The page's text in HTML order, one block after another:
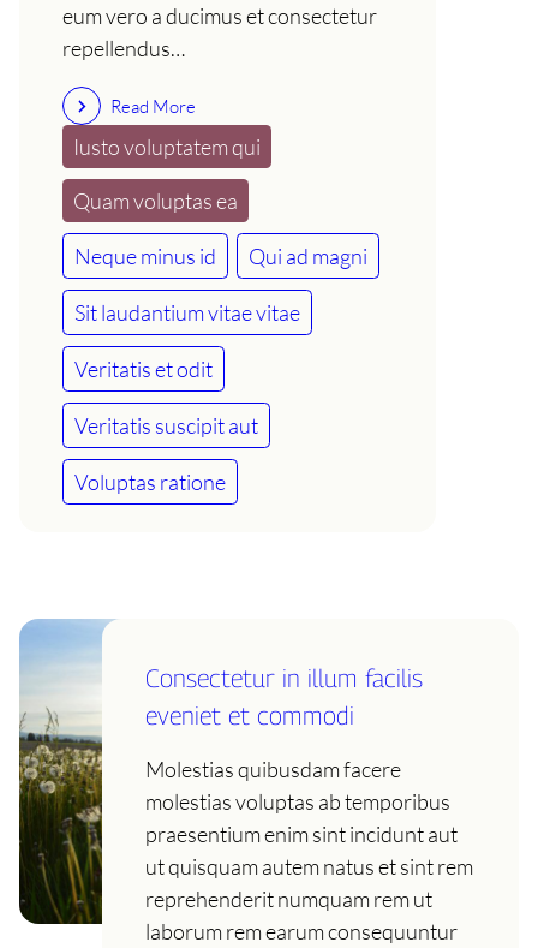
eum vero a ducimus et consectetur
repellendus…
Read More
Iusto voluptatem qui
Quam voluptas ea
Neque minus id Qui ad magni
Sit laudantium vitae vitae
Veritatis et odit
Veritatis suscipit aut
Voluptas ratione
Consectetur in illum facilis
eveniet et commodi
Molestias quibusdam facere
molestias voluptas ab temporibus
praesentium enim sint incidunt aut
ut quisquam autem natus et sint rem
reprehenderit numquam rem ut
laborum rem earum consequuntur